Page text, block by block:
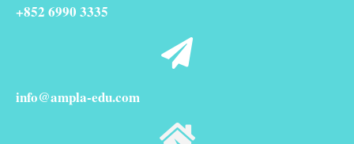
+852 6990 3335
info@ampla-edu.com